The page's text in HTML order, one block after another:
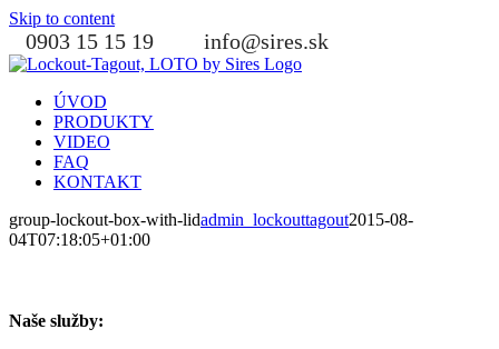
Skip to content
0903 15 15 19 info@sires.sk
ÚVOD
PRODUKTY
VIDEO
FAQ
KONTAKT
group-lockout-box-with-lidadmin_lockouttagout2015-08-
04T07:18:05+01:00
Naše služby: